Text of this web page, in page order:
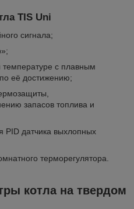
TIS Uni
сигнала;
температуре с плавным
её достижению;
запасов топлива и
PID датчика выхлопных
терморегулятора.
котла на твердом